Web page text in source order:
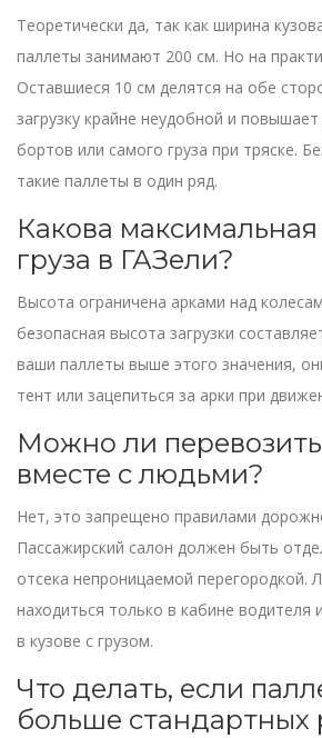
Теоретически да, так как ширина
паллеты занимают 200 см. Но на
Оставшиеся 10 см делятся на обе
загрузку крайне неудобной и
бортов или самого груза при тряске.
такие паллеты в один ряд.
Какова
груза в ГАЗели?
Высота ограничена арками над
безопасная высота загрузки
ваши паллеты выше этого значения,
тент или зацепиться за арки при
Можно ли
вместе с людьми?
Нет, это запрещено правилами
Пассажирский салон должен быть
отсека непроницаемой перегородкой.
находиться только в кабине водителя
в кузове с грузом.
Что делать, если
больше стандартных